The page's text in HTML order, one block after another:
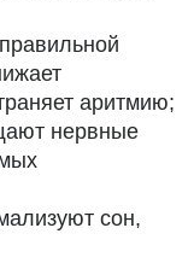
аритмию;
нервные
сон,